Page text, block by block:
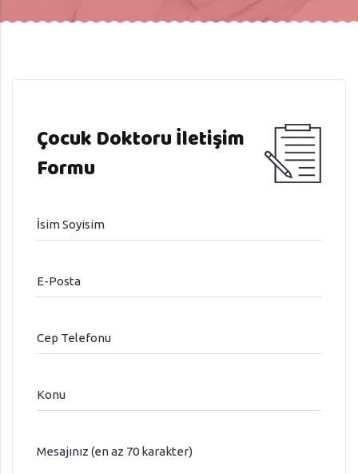
Çocuk Doktoru İletişim
Formu
İsim Soyisim
E-Posta
Cep Telefonu
Konu
Mesajınız (en az 70 karakter)